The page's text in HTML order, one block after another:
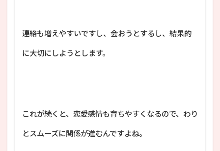
連絡も増えやすいですし、会おうとするし、結果的
に大切にしようとします。
これが続くと、恋愛感情も育ちやすくなるので、わり
とスムーズに関係が進むんですよね。